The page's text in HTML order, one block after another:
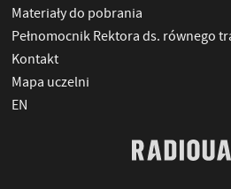
Materiały do pobrania
Pełnomocnik Rektora ds. równego
Kontakt
Mapa uczelni
EN